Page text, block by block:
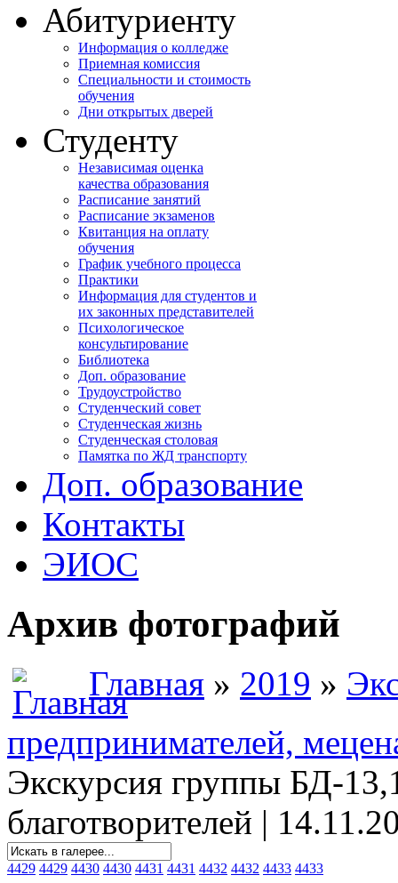
Абитуриенту
Информация о колледже
Приемная комиссия
Специальности и стоимость
обучения
Дни открытых дверей
Студенту
Независимая оценка
качества образования
Расписание занятий
Расписание экзаменов
Квитанция на оплату
обучения
График учебного процесса
Практики
Информация для студентов и
их законных представителей
Психологическое
консультирование
Библиотека
Доп. образование
Трудоустройство
Студенческий совет
Студенческая жизнь
Студенческая столовая
Памятка по ЖД транспорту
Доп. образование
Контакты
ЭИОС
Архив фотографий
Главная » 2019 »
предпринимателей,
Экскурсия группы БД-
благотворителей |
4429 4429 4430 4430 4431 4431 4432 4432 4433 4433